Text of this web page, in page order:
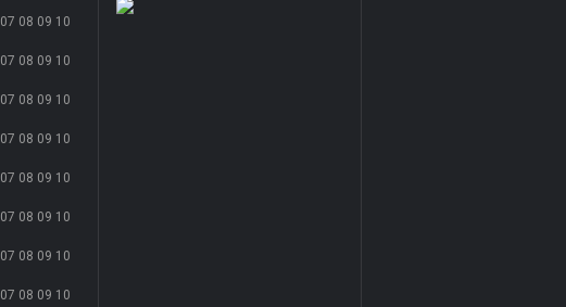
07 08 09 10
07 08 09 10
07 08 09 10
07 08 09 10
07 08 09 10
07 08 09 10
07 08 09 10
07 08 09 10